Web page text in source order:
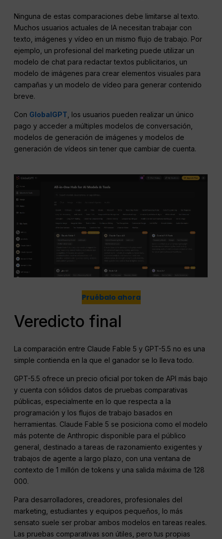
Ninguna de estas comparaciones debe limitarse al texto.
Muchos usuarios actuales de IA necesitan trabajar con
texto, imágenes y vídeo en un mismo flujo de trabajo. Por
ejemplo, un profesional del marketing puede utilizar un
modelo de chat para redactar textos publicitarios, un
modelo de imágenes para crear elementos visuales para
campañas y un modelo de vídeo para generar contenido
breve.
Con GlobalGPT , los usuarios pueden realizar un único
pago y acceder a múltiples modelos de conversación,
modelos de generación de imágenes y modelos de
generación de vídeos sin tener que cambiar de cuenta.
Pruébalo ahora
Veredicto final
La comparación entre Claude Fable 5 y GPT-5.5 no es una
simple contienda en la que el ganador se lo lleva todo.
GPT-5.5 ofrece un precio oficial por token de API más bajo
y cuenta con sólidos datos de pruebas comparativas
públicas, especialmente en lo que respecta a la
programación y los flujos de trabajo basados en
herramientas. Claude Fable 5 se posiciona como el modelo
más potente de Anthropic disponible para el público
general, destinado a tareas de razonamiento exigentes y
trabajos de agente a largo plazo, con una ventana de
contexto de 1 millón de tokens y una salida máxima de 128
000.
Para desarrolladores, creadores, profesionales del
marketing, estudiantes y equipos pequeños, lo más
sensato suele ser probar ambos modelos en tareas reales.
Las pruebas comparativas son útiles, pero tus propias